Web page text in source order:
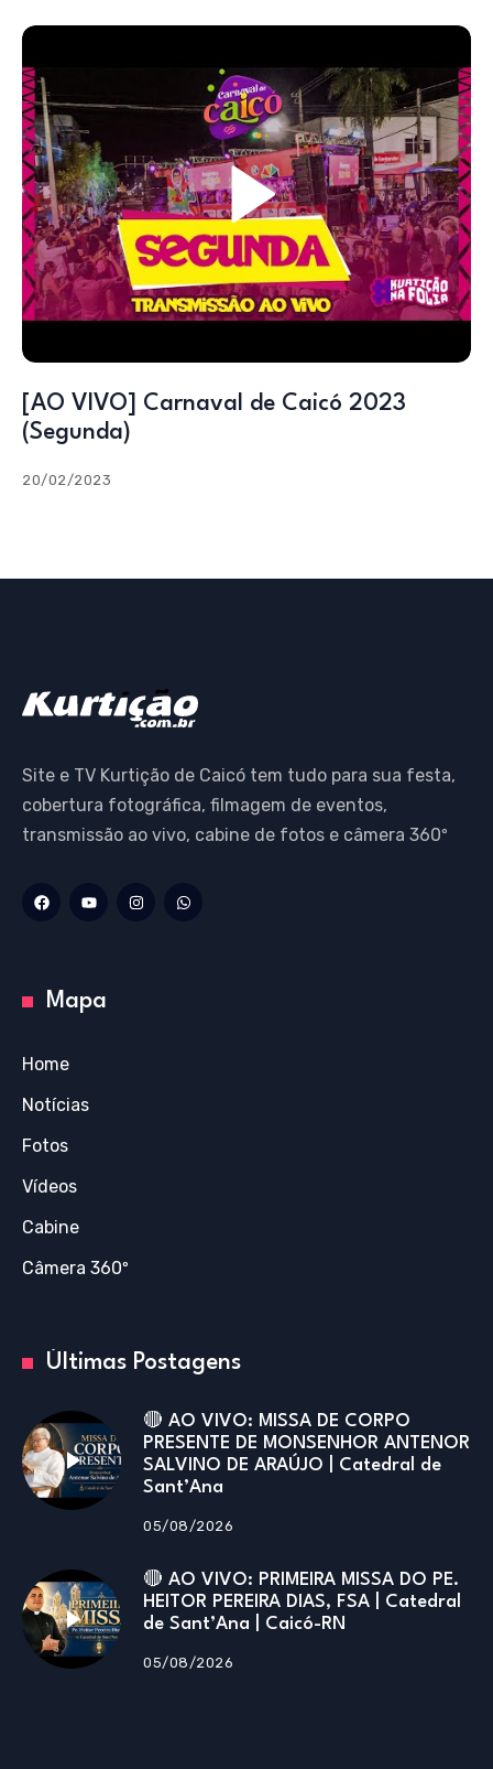
[AO VIVO] Carnaval de Caicó 2023
(Segunda)
20/02/2023
Site e TV Kurtição de Caicó tem tudo para sua festa,
cobertura fotográfica, filmagem de eventos,
transmissão ao vivo, cabine de fotos e câmera 360º
Mapa
Home
Notícias
Fotos
Vídeos
Cabine
Câmera 360º
Últimas Postagens
🔴 AO VIVO: MISSA DE CORPO
PRESENTE DE MONSENHOR ANTENOR
SALVINO DE ARAÚJO | Catedral de
Sant’Ana
05/08/2026
🔴 AO VIVO: PRIMEIRA MISSA DO PE.
HEITOR PEREIRA DIAS, FSA | Catedral
de Sant’Ana | Caicó-RN
05/08/2026